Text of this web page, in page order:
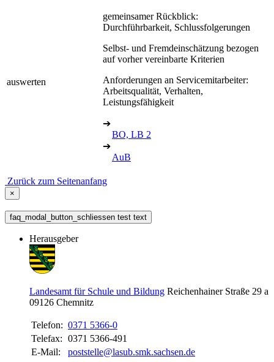
auswerten
gemeinsamer Rückblick:
Durchführbarkeit, Schlussfolgerungen
Selbst- und Fremdeinschätzung bezogen
auf vorher vereinbarte Kriterien
Anforderungen an Servicemitarbeiter:
Arbeitsqualität, Verhalten,
Leistungsfähigkeit
➔
BO, LB 2
➔
AuB
Zurück zum Seitenanfang
×
faq_modal_button_schliessen test text
Herausgeber
Landesamt für Schule und Bildung Reichenhainer Straße 29 a
09126 Chemnitz
Telefon: 0371 5366-0
Telefax: 0371 5366-491
E-Mail:
poststelle@lasub.smk.sachsen.de